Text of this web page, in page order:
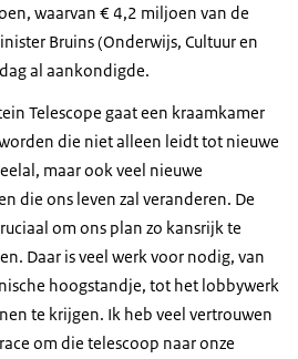
waarvan € 4,2 miljoen van de
Bruins (Onderwijs, Cultuur en
al aankondigde.
Telescope gaat een kraamkamer
die niet alleen leidt tot nieuwe
maar ook veel nieuwe
die ons leven zal veranderen. De
om ons plan zo kansrijk te
Daar is veel werk voor nodig, van
hoogstandje, tot het lobbywerk
te krijgen. Ik heb veel vertrouwen
om die telescoop naar onze